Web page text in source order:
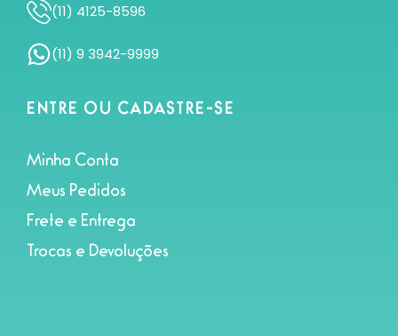
(11) 4125-8596
(11) 9 3942-9999
ENTRE OU CADASTRE-SE
Minha Conta
Meus Pedidos
Frete e Entrega
Trocas e Devoluções